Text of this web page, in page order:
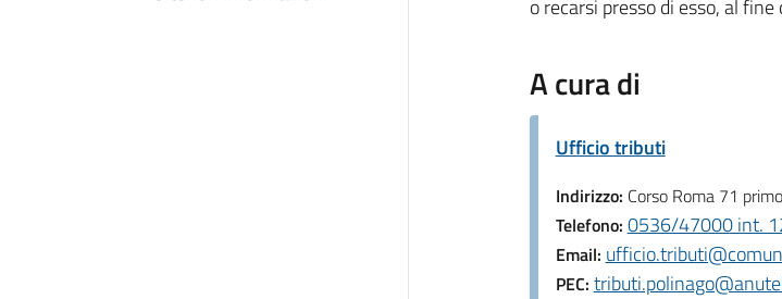
o recarsi presso di esso, al
A cura di
Ufficio tributi
Indirizzo: Corso Roma 71
Telefono: 0536/47000 int.
Email:
PEC: